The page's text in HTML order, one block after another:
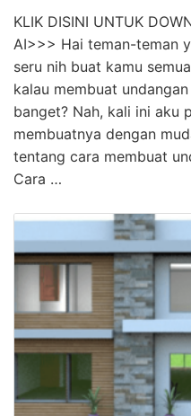
KLIK DISINI UNTUK
AI>>> Hai teman-teman
seru nih buat kamu
kalau membuat
banget? Nah, kali ini aku
membuatnya dengan
tentang cara membuat
Cara …